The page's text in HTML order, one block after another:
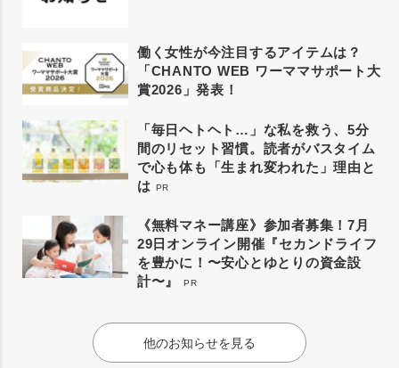
働く女性が今注目するアイテムは？
「CHANTO WEB ワーママサポート大
賞2026」発表！
「毎日ヘトヘト…」な私を救う、5分
間のリセット習慣。読者がバスタイム
で心も体も「生まれ変われた」理由と
は PR
《無料マネー講座》参加者募集！7月
29日オンライン開催『セカンドライフ
を豊かに！〜安心とゆとりの資金設
計〜』
PR
他のお知らせを見る